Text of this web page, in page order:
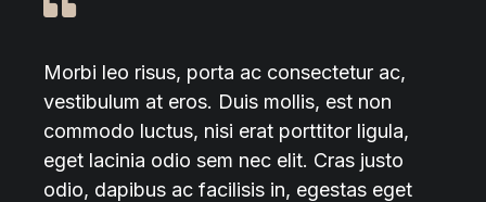
Morbi leo risus, porta ac consectetur ac,
vestibulum at eros. Duis mollis, est non
commodo luctus, nisi erat porttitor ligula,
eget lacinia odio sem nec elit. Cras justo
odio, dapibus ac facilisis in, egestas eget